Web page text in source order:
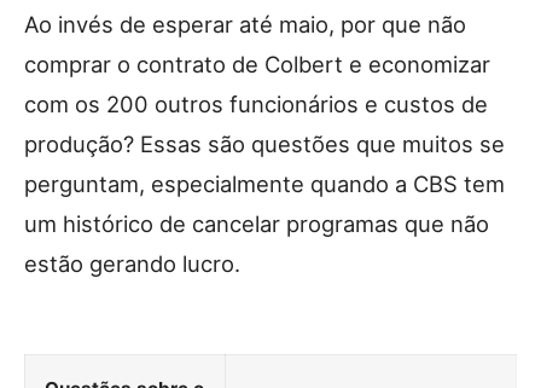
Ao invés de esperar até maio, por que não
comprar o contrato de Colbert e economizar
com os 200 outros funcionários e custos de
produção? Essas são questões que muitos se
perguntam, especialmente quando a CBS tem
um histórico de cancelar programas que não
estão gerando lucro.